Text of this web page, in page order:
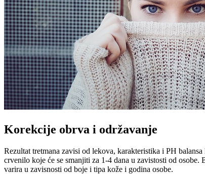
Korekcije obrva i održavanje
Rezultat tretmana zavisi od lekova, karakteristika i PH
crvenilo koje će se smanjiti za 1-4 dana u zavistosti od
varira u zavisnosti od boje i tipa kože i godina osobe.